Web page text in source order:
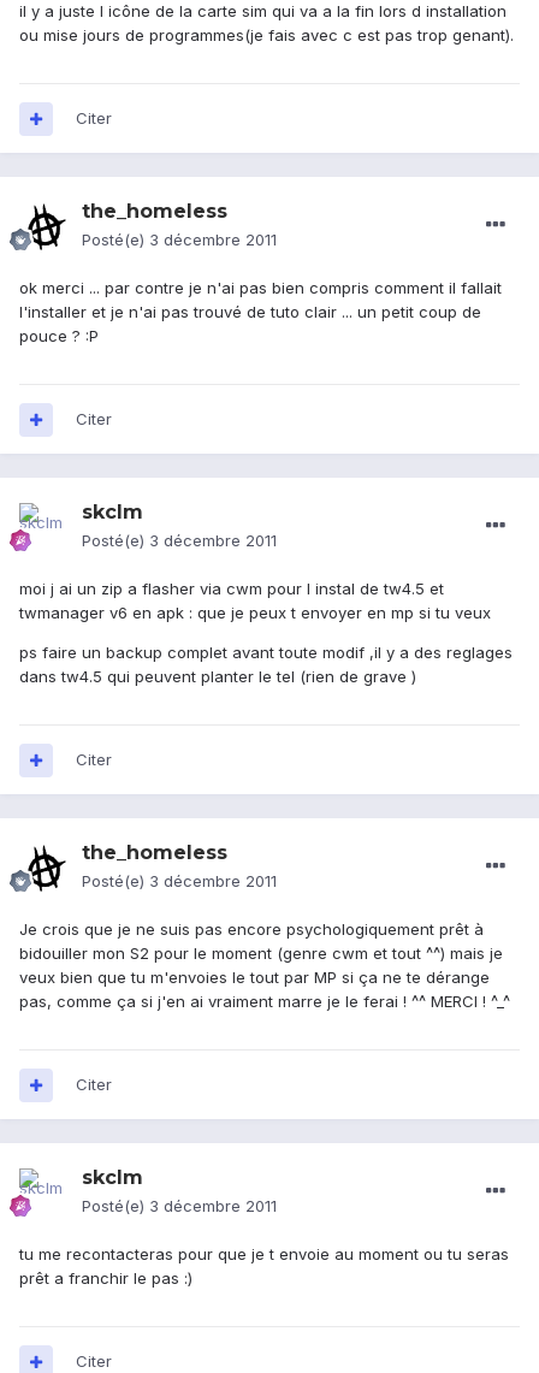
il y a juste l icône de la carte sim qui va a la fin lors d installation
ou mise jours de programmes(je fais avec c est pas trop genant).
Citer
the_homeless
Posté(e) 3 décembre 2011
ok merci ... par contre je n'ai pas bien compris comment il fallait
l'installer et je n'ai pas trouvé de tuto clair ... un petit coup de
pouce ? :P
Citer
skclm
Posté(e) 3 décembre 2011
moi j ai un zip a flasher via cwm pour l instal de tw4.5 et
twmanager v6 en apk : que je peux t envoyer en mp si tu veux
ps faire un backup complet avant toute modif ,il y a des reglages
dans tw4.5 qui peuvent planter le tel (rien de grave )
Citer
the_homeless
Posté(e) 3 décembre 2011
Je crois que je ne suis pas encore psychologiquement prêt à
bidouiller mon S2 pour le moment (genre cwm et tout ^^) mais je
veux bien que tu m'envoies le tout par MP si ça ne te dérange
pas, comme ça si j'en ai vraiment marre je le ferai ! ^^ MERCI ! ^_^
Citer
skclm
Posté(e) 3 décembre 2011
tu me recontacteras pour que je t envoie au moment ou tu seras
prêt a franchir le pas :)
Citer